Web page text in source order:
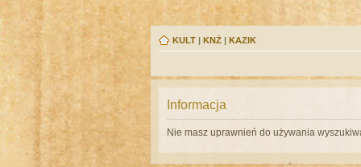
KULT | KNŻ | KAZIK
Informacja
Nie masz uprawnień do używania